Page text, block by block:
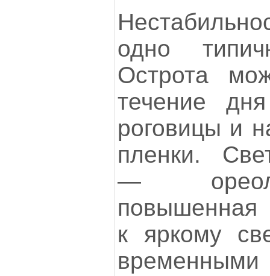
одно
Острота
течение
роговицы и
пленки.
—
повышенная
к яркому